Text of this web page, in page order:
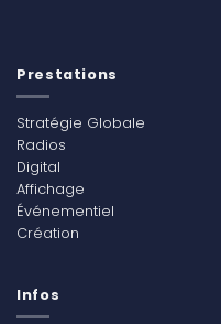
Prestations
Stratégie Globale
Radios
Digital
Affichage
Événementiel
Création
Infos